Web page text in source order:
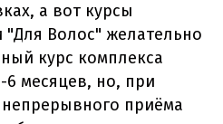
а вот курсы
Волос" желательно
курс комплекса
месяцев, но, при
приёма